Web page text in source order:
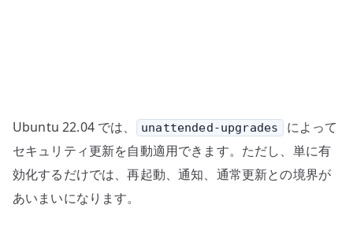
計
す
る
へ
Ubuntu 22.04 では、 unattended-upgrades
によって
セキュリティ更新を自動適用できます。ただし、単に有
効化するだけでは、再起動、通知、通常更新との境界が
あいまいになります。